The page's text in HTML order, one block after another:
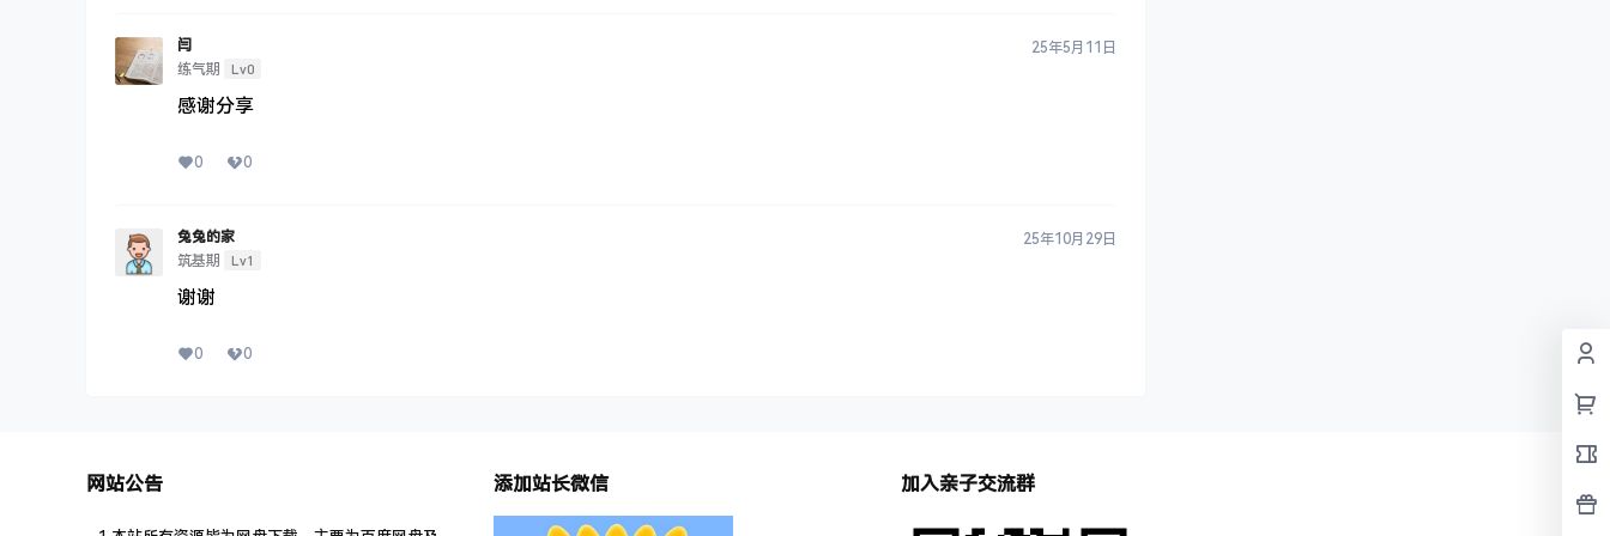
闫
练气期
Lv0
25年5月11日
感谢分享
0 0
兔兔的家
筑基期
Lv1
25年10月29日
谢谢
0 0
网站公告 添加站长微信 加入亲子交流群